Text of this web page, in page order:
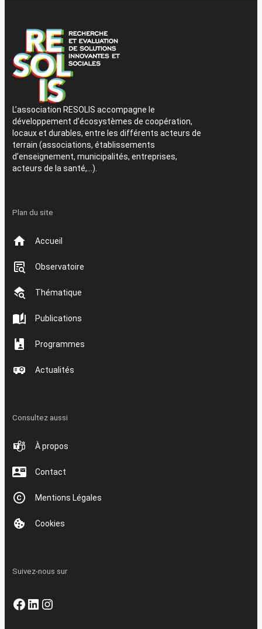
L’association RESOLIS accompagne le
développement d’écosystèmes de coopération,
locaux et durables, entre les différents acteurs de
terrain (associations, établissements
d’enseignement, municipalités, entreprises,
acteurs de la santé,…).
Plan du site
Accueil
Observatoire
Thématique
Publications
Programmes
Actualités
Consultez aussi
À propos
Contact
Mentions Légales
Cookies
Suivez-nous sur
Facebook
LinkedIn
Instagram